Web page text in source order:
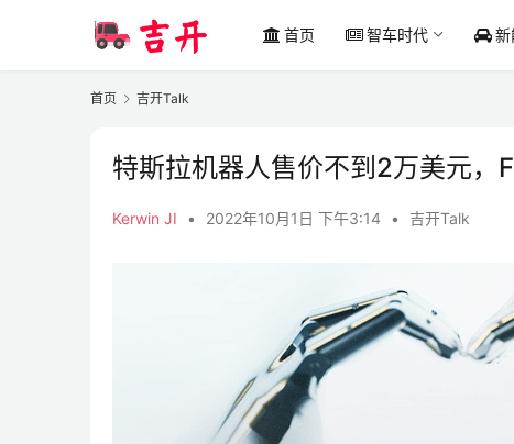
首页 智车时代 新
首页 吉开Talk
特斯拉机器人售价不到2万美元，
Kerwin JI • 2022年10月1日 下午3:14 • 吉开Talk